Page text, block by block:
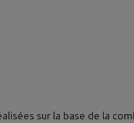
sur la base de la